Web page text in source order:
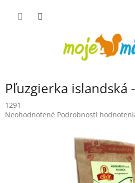
Pľuzgierka islandská
1291
Priemerné hodnotenie produktu je 0,0
Neohodnotené Podrobnosti